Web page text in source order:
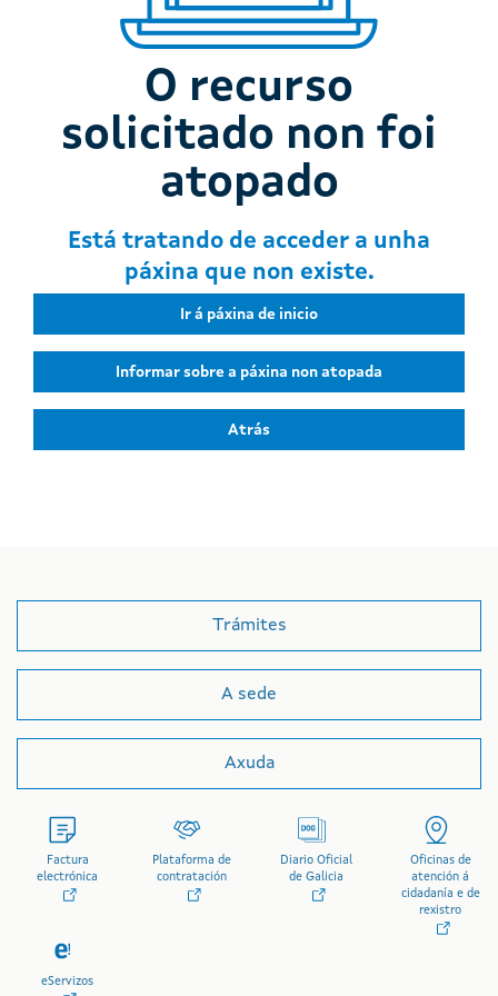
O recurso
solicitado non foi
atopado
Está tratando de acceder a unha
páxina que non existe.
Ir á páxina de inicio
Informar sobre a páxina non atopada
Atrás
Trámites
A sede
Axuda
Factura
electrónica
Plataforma de
contratación
Diario Oficial
de Galicia
Oficinas de
atención á
cidadanía e de
rexistro
eServizos